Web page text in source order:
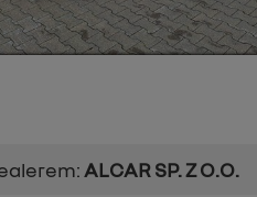
ALCAR SP. Z O.O.